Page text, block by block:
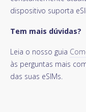
dispositivo suporta
Tem mais dúvidas?
Leia o nosso guia
às perguntas mais
das suas eSIMs.